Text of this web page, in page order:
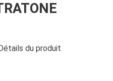
du produit